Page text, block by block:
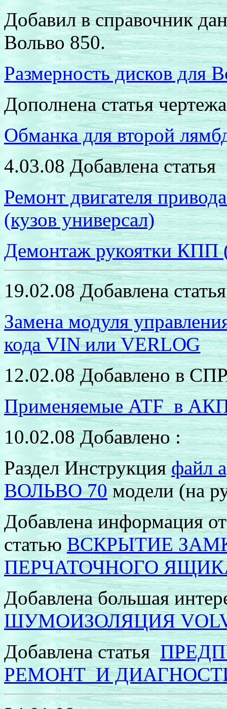
Добавил в справочник
Вольво 850.
Размерность дисков для
Дополнена статья
Обманка для второй
4.03.08 Добавлена статья
Ремонт двигателя
(кузов универсал)
Демонтаж рукоятки КПП
19.02.08 Добавлена статья
Замена модуля
кодаVINилиVERLOG
12.02.08 Добавлено в
ПрименяемыеATFв
10.02.08 Добавлено :
Раздел Инструкцияфайл
ВОЛЬВО 70модели (на
Добавлена информация
статьюВСКРЫТИЕ
ПЕРЧАТОЧНОГО
Добавлена большая
ШУМОИЗОЛЯЦИЯ
Добавлена статья
РЕМОНТ И